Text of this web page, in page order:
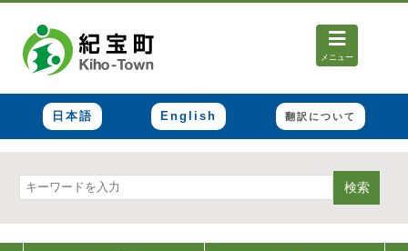
メニュー
日本語 English 翻訳について
検索